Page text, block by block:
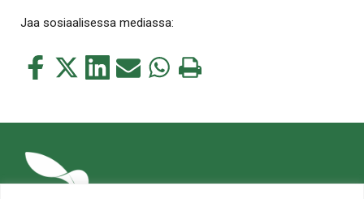
Jaa sosiaalisessa mediassa:
Jaa
Jaa
Jaa Jaa Jaa Tulosta